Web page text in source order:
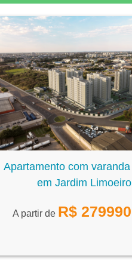
Apartamento com
em Jardim Limoeiro
A partir de R$